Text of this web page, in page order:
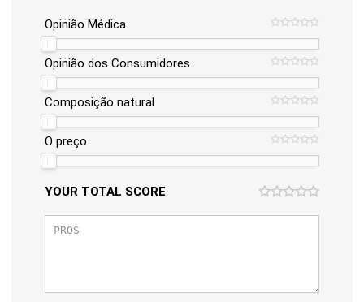
Opinião Médica
Opinião dos Consumidores
Composição natural
O preço
YOUR TOTAL SCORE